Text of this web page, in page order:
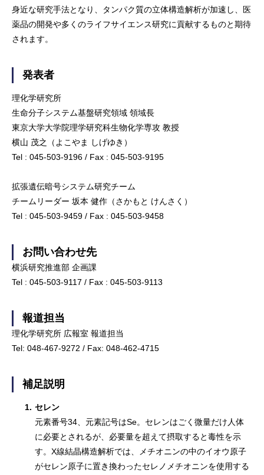
身近な研究手法となり、タンパク質の立体構造解析が加速し、医
薬品の開発や多くのライフサイエンス研究に貢献するものと期待
されます。
発表者
理化学研究所
生命分子システム基盤研究領域 領域長
東京大学大学院理学研究科生物化学専攻 教授
横山 茂之（よこやま しげゆき）
Tel : 045-503-9196 / Fax : 045-503-9195
拡張遺伝暗号システム研究チーム
チームリーダー 坂本 健作（さかもと けんさく）
Tel : 045-503-9459 / Fax : 045-503-9458
お問い合わせ先
横浜研究推進部 企画課
Tel : 045-503-9117 / Fax : 045-503-9113
報道担当
理化学研究所 広報室 報道担当
Tel: 048-467-9272 / Fax: 048-462-4715
補足説明
1. セレン
元素番号34、元素記号はSe。セレンはごく微量だけ人体
に必要とされるが、必要量を超えて摂取すると毒性を示
す。X線結晶構造解析では、メチオニンの中のイオウ原子
がセレン原子に置き換わったセレノメチオニンを使用する